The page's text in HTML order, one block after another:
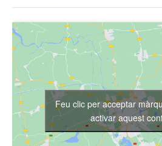
Feu clic per acceptar
activar aquest